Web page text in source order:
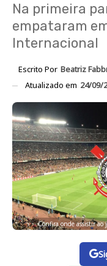
Na primeira
empataram
Internacional
Escrito Por Beatriz
Atualizado em 24/09/
Confira onde assistir